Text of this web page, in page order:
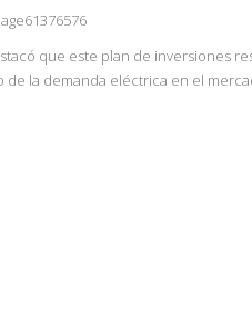
que este plan de inversiones
de la demanda eléctrica en el